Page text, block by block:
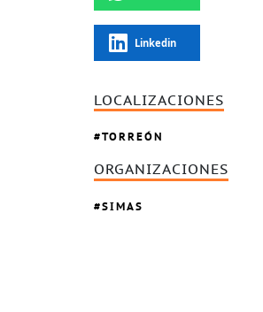
Linkedin
LOCALIZACIONES
TORREÓN
ORGANIZACIONES
SIMAS